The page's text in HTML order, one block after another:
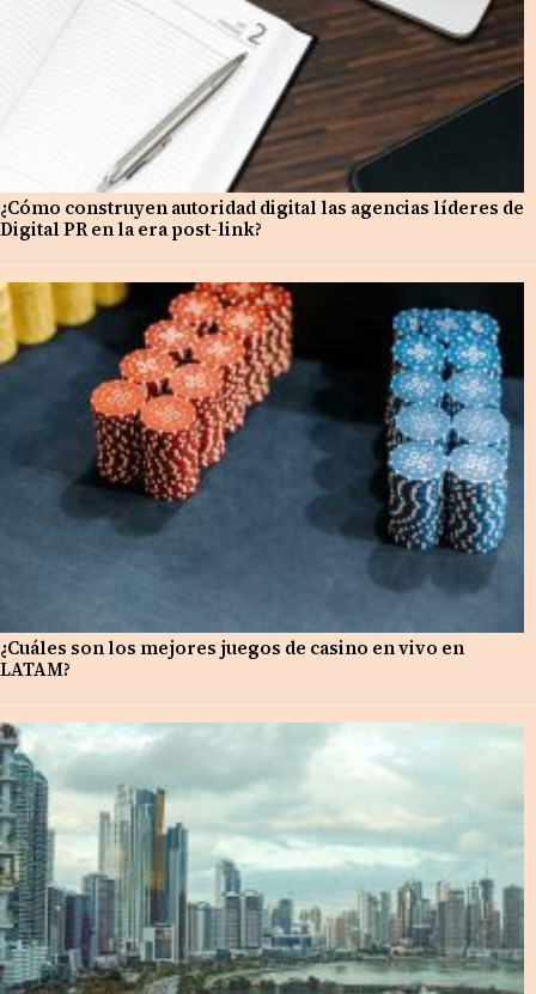
¿Cómo construyen autoridad digital las agencias líderes de
Digital PR en la era post-link?
¿Cuáles son los mejores juegos de casino en vivo en
LATAM?